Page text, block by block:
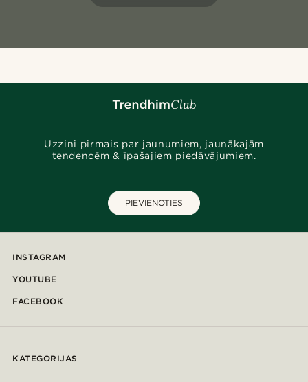
Uzzini pirmais par jaunumiem, jaunākajām
tendencēm & īpašajiem piedāvājumiem.
PIEVIENOTIES
INSTAGRAM
YOUTUBE
FACEBOOK
KATEGORIJAS